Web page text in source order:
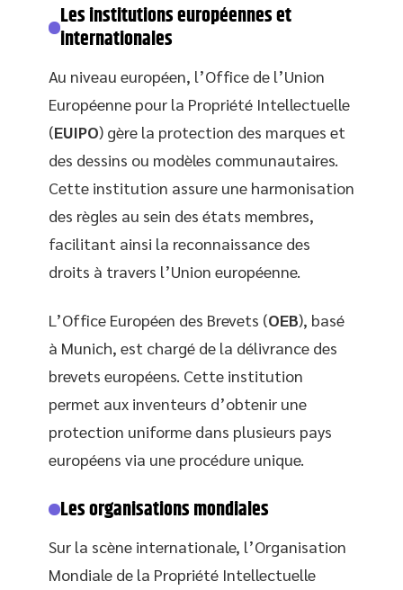
Les institutions européennes et
internationales
Au niveau européen, l’Office de l’Union
Européenne pour la Propriété Intellectuelle
(EUIPO) gère la protection des marques et
des dessins ou modèles communautaires.
Cette institution assure une harmonisation
des règles au sein des états membres,
facilitant ainsi la reconnaissance des
droits à travers l’Union européenne.
L’Office Européen des Brevets (OEB), basé
à Munich, est chargé de la délivrance des
brevets européens. Cette institution
permet aux inventeurs d’obtenir une
protection uniforme dans plusieurs pays
européens via une procédure unique.
Les organisations mondiales
Sur la scène internationale, l’Organisation
Mondiale de la Propriété Intellectuelle